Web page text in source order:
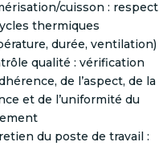
cuisson : respect
thermiques
durée, ventilation)
qualité : vérification
de l’aspect, de la
et de l’uniformité du
du poste de travail :